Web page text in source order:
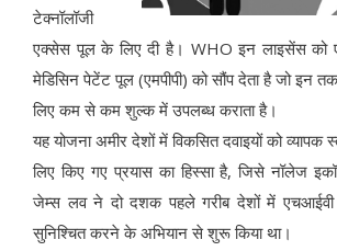
टेक्नॉलॉजी
एक्सेस पूल के लिए दी है। WHO इन लाइसेंस को
मेडिसिन पेटेंट पूल (एमपीपी) को सौंप देता है जो इन
लिए कम से कम शुल्क में उपलब्ध कराता है।
यह योजना अमीर देशों में विकसित दवाइयों को
लिए किए गए प्रयास का हिस्सा है, जिसे नॉलेज
जेम्स लव ने दो दशक पहले गरीब देशों में एचआईवी
सुनिश्चित करने के अभियान से शुरू किया था।